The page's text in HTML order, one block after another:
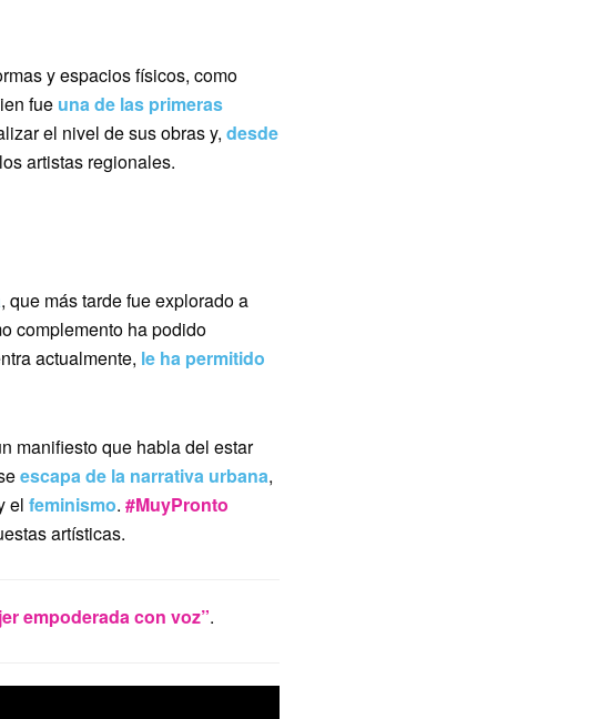
y espacios físicos, como
fue una de las primeras
el nivel de sus obras y, desde
artistas regionales.
, que más tarde fue explorado a
complemento ha podido
actualmente, le ha permitido
manifiesto que habla del estar
escapa de la narrativa urbana,
el feminismo. #MuyPronto
artísticas.
empoderada con voz”.